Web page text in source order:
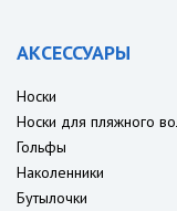
АКСЕССУАРЫ
Носки
Носки для пляжного
Гольфы
Наколенники
Бутылочки